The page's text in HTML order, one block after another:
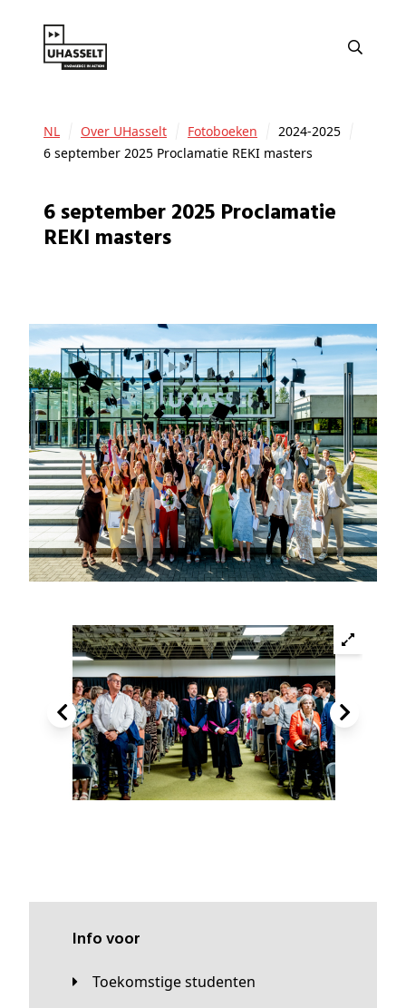
NL Over UHasselt Fotoboeken
2024-2025
6 september 2025 Proclamatie REKI masters
6 september 2025 Proclamatie
REKI masters
Info voor
Toekomstige studenten